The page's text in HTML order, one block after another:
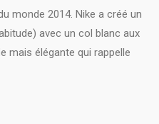
monde 2014. Nike a créé un
avec un col blanc aux
mais élégante qui rappelle